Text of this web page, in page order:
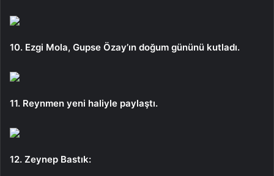
10. Ezgi Mola, Gupse Özay’ın doğum gününü kutladı.
11. Reynmen yeni haliyle paylaştı.
12. Zeynep Bastık: